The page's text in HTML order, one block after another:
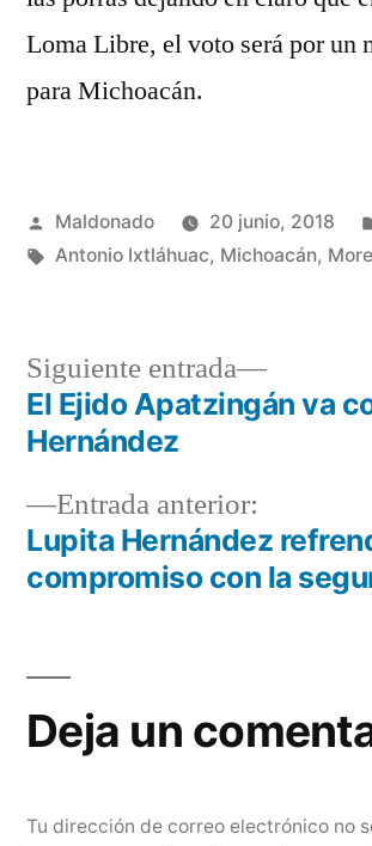
Loma Libre, el voto será por un
para Michoacán.
Publicado
por
Maldonado 20 junio, 2018
Etiquetas:
Antonio Ixtláhuac, Michoacán,
Navegación
entradas
Entrada anterior:
anterior:
Lupita Hernández
compromiso con la
Siguiente entrada
Siguiente
entrada:
El Ejido Apatzingán va
Hernández
Deja un
Tu dirección de correo electrónico no